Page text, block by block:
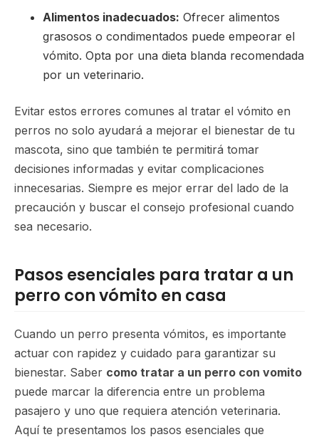
Alimentos inadecuados: Ofrecer alimentos
grasosos o condimentados puede empeorar el
vómito. Opta por una dieta blanda recomendada
por un veterinario.
Evitar estos errores comunes al tratar el vómito en
perros no solo ayudará a mejorar el bienestar de tu
mascota, sino que también te permitirá tomar
decisiones informadas y evitar complicaciones
innecesarias. Siempre es mejor errar del lado de la
precaución y buscar el consejo profesional cuando
sea necesario.
Pasos esenciales para tratar a un
perro con vómito en casa
Cuando un perro presenta vómitos, es importante
actuar con rapidez y cuidado para garantizar su
bienestar. Saber como tratar a un perro con vomito
puede marcar la diferencia entre un problema
pasajero y uno que requiera atención veterinaria.
Aquí te presentamos los pasos esenciales que